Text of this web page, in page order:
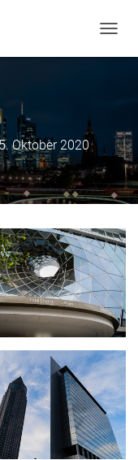
A
U
S
C
H
A
L
E
N
Oktober 2020